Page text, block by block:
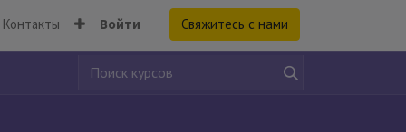
Контакты Войти Свяжитесь с нами